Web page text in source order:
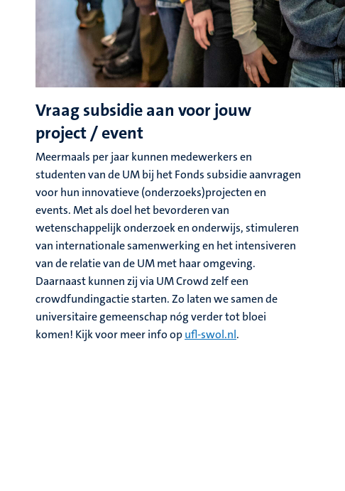
Vraag subsidie aan voor jouw
project / event
Meermaals per jaar kunnen medewerkers en
studenten van de UM bij het Fonds subsidie aanvragen
voor hun innovatieve (onderzoeks)projecten en
events. Met als doel het bevorderen van
wetenschappelijk onderzoek en onderwijs, stimuleren
van internationale samenwerking en het intensiveren
van de relatie van de UM met haar omgeving.
Daarnaast kunnen zij via UM Crowd zelf een
crowdfundingactie starten. Zo laten we samen de
universitaire gemeenschap nóg verder tot bloei
komen! Kijk voor meer info opufl-swol.nl.